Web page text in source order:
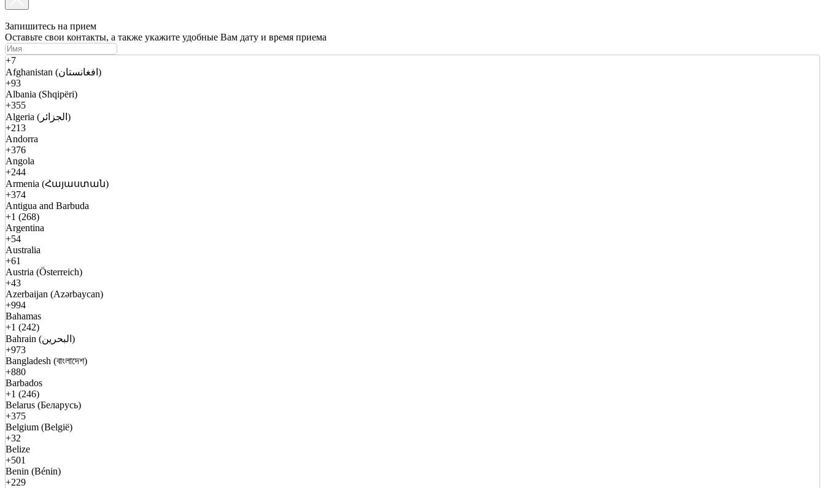
Запишитесь на прием
Оставьте свои контакты, а также укажите удобные Вам дату и время приема
+7
Afghanistan (افغانستان)
+93
Albania (Shqipëri)
+355
Algeria (الجزائر)
+213
Andorra
+376
Angola
+244
Armenia (Հայաստան)
+374
Antigua and Barbuda
+1 (268)
Argentina
+54
Australia
+61
Austria (Österreich)
+43
Azerbaijan (Azərbaycan)
+994
Bahamas
+1 (242)
Bahrain (البحرين)
+973
Bangladesh (বাংলাদেশ)
+880
Barbados
+1 (246)
Belarus (Беларусь)
+375
Belgium (België)
+32
Belize
+501
Benin (Bénin)
+229